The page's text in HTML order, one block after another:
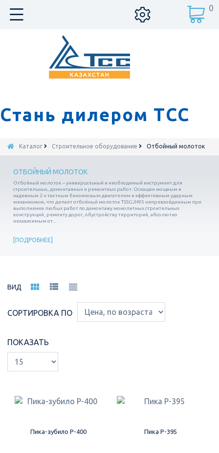
Стань дилером ТСС
0
Каталог Строительное оборудование Отбойный молоток
ОТБОЙНЫЙ МОЛОТОК
Отбойный молоток – универсальный и необходимый инструмент для
строительных, демонтажных и ремонтных работ. Оснащен мощным и
надежным 2-х тактным бензиновым двигателем и эффективным ударным
механизмом, что делает отбойный молоток TSSGJH95 непревзойденным при
выполнении любых работ по демонтажу монолитных строительных
конструкций, ремонту дорог, обустройству территорий, абсолютно
независимым от...
ПОДРОБНЕЕ
ВИД
СОРТИРОВКА ПО
ПОКАЗАТЬ
Пика-зубило P-400 Пика P-395